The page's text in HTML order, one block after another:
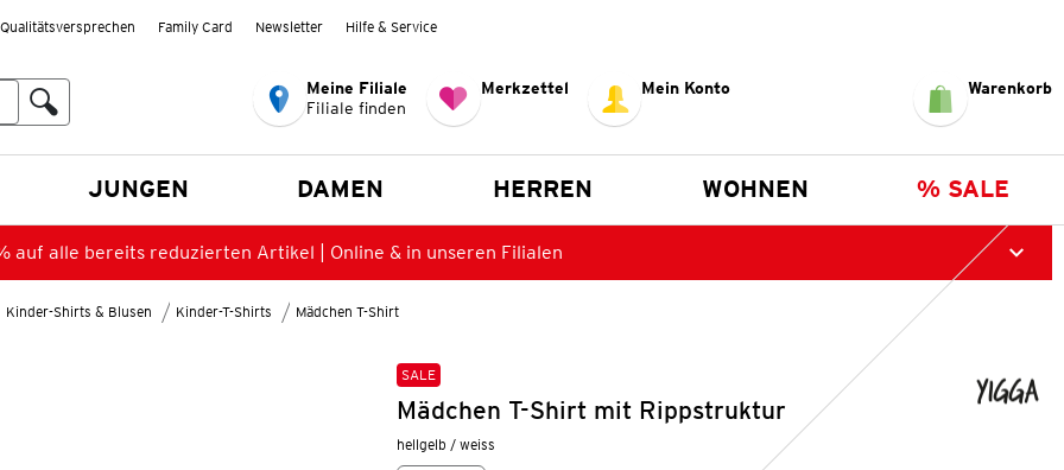
Qualitätsversprechen Family Card Newsletter Hilfe & Service
Meine Filiale
Filiale finden
Merkzettel Mein Konto Warenkorb
JUNGEN DAMEN HERREN WOHNEN % SALE
auf alle bereits reduzierten Artikel | Online & in unseren Filialen
Kinder-Shirts & Blusen Kinder-T-Shirts Mädchen T-Shirt
SALE
Mädchen T-Shirt mit Rippstruktur
hellgelb / weiss